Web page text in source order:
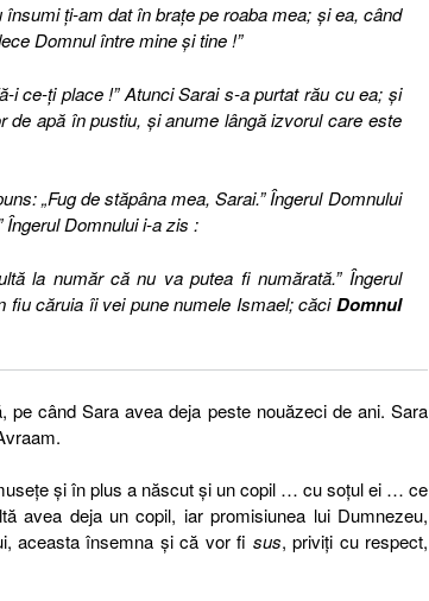
ţi-am dat în braţe pe roaba mea; şi ea, când
Domnul între mine şi tine !”
i ce-ţi place !” Atunci Sarai s-a purtat rău cu ea; şi
de apă în pustiu, şi anume lângă izvorul care este
„Fug de stăpâna mea, Sarai.” Îngerul Domnului
Îngerul Domnului i-a zis :
la număr că nu va putea fi numărată.” Îngerul
fiu căruia îi vei pune numele Ismael; căciDomnul
când Sara avea deja peste nouăzeci de ani. Sara
şi în plus a născut şi un copil … cu soţul ei … ce
avea deja un copil, iar promisiunea lui Dumnezeu,
aceasta însemna şi că vor fi sus, priviţi cu respect,